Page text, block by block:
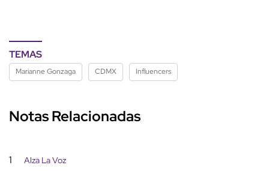
TEMAS
Marianne Gonzaga CDMX Influencers
Notas Relacionadas
1 Alza La Voz